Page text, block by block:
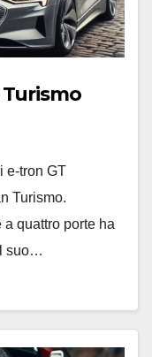
Turismo
e-tron GT
Turismo.
quattro porte ha
suo…